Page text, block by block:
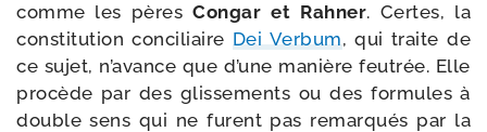
comme les pèresCongar et Rahner. Certes, la
consti­tu­tion conci­liaire Dei Verbum, qui traite de
ce sujet, n’a­vance que d’une manière feu­trée. Elle
pro­cède par des glis­se­ments ou des for­mules à
double sens qui ne furent pas remar­qués par la